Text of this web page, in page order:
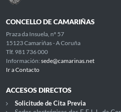
CONCELLO DE CAMARIÑAS
Praza da Insuela, nº 57
15123 Camariñas - A Coruña
Tlf. 981 736 000
Información: sede@camarinas.net
Ir a Contacto
ACCESOS DIRECTOS
Solicitude de Cita Previa